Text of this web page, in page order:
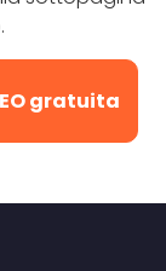
gratuita